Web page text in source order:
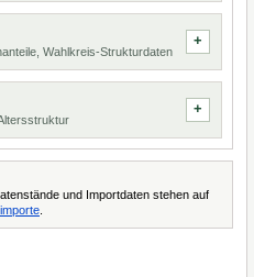
Wahlkreis-Strukturdaten
und Importdaten stehen auf